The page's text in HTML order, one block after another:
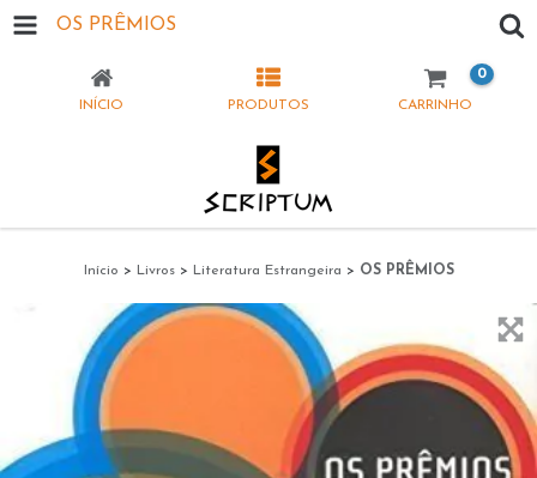
OS PRÊMIOS
INÍCIO PRODUTOS CARRINHO
0
Início > Livros > Literatura Estrangeira > OS PRÊMIOS